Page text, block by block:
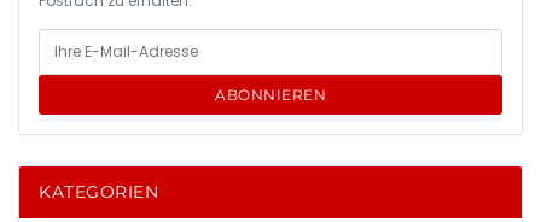
ABONNIEREN
KATEGORIEN